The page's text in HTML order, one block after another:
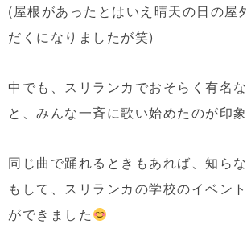
(屋根があったとはいえ晴天の日の屋
だくになりましたが笑)
中でも、スリランカでおそらく有名
と、みんな一斉に歌い始めたのが印
同じ曲で踊れるときもあれば、知ら
もして、スリランカの学校のイベン
ができました